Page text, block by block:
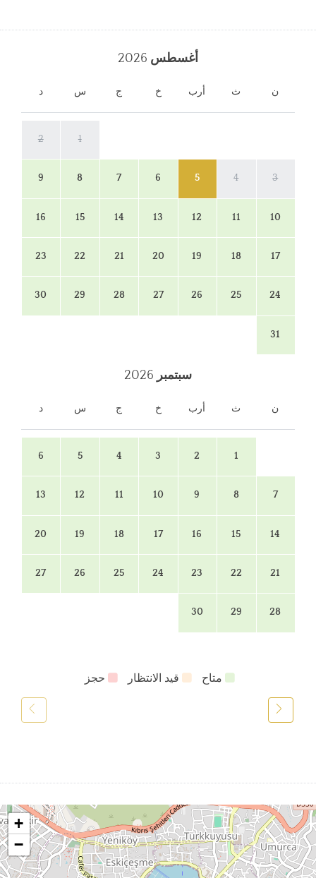
أغسطس 2026
ن ث أرب خ ج س د
1
2
3
4
5
6
7
8
9
10
11
12
13
14
15
16
17
18
19
20
21
22
23
24
25
26
27
28
29
30
31
سبتمبر 2026
ن ث أرب خ ج س د
1
2
3
4
5
6
7
8
9
10
11
12
13
14
15
16
17
18
19
20
21
22
23
24
25
26
27
28
29
30
متاح قيد الانتظار حجز
+
−